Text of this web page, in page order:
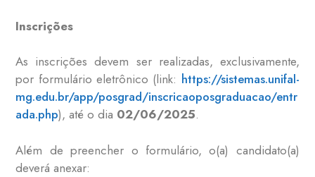
Inscrições
As inscrições devem ser realizadas, exclusivamente,
por formulário eletrônico (link: https://sistemas.unifal-
mg.edu.br/app/posgrad/inscricaoposgraduacao/entr
ada.php), até o dia 02/06/2025.
Além de preencher o formulário, o(a) candidato(a)
deverá anexar: